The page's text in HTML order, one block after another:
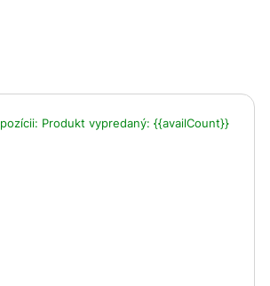
Produkt vypredaný: {{availCount}}